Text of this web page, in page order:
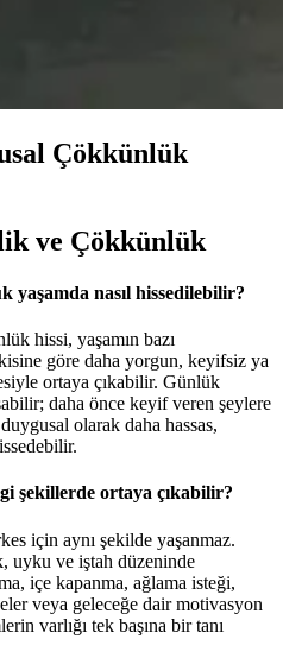
Çökkünlük
ve Çökkünlük
yaşamda nasıl hissedilebilir?
hissi, yaşamın bazı
göre daha yorgun, keyifsiz ya
ortaya çıkabilir. Günlük
daha önce keyif veren şeylere
olarak daha hassas,
şekillerde ortaya çıkabilir?
için aynı şekilde yaşanmaz.
uyku ve iştah düzeninde
içe kapanma, ağlama isteği,
veya geleceğe dair motivasyon
varlığı tek başına bir tanı